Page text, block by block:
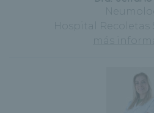
Hospital Recoletas
más